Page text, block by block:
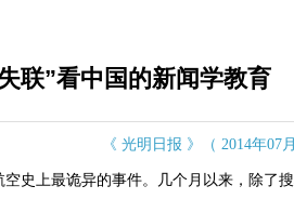
联”看中国的新闻学教育
《 光明日报 》（ 2014年07
史上最诡异的事件。几个月以来，除了搜